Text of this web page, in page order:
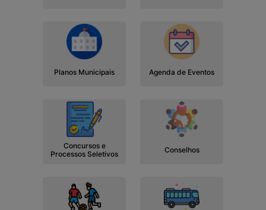
Planos Municipais Agenda de Eventos
Concursos e
Processos Seletivos
Conselhos